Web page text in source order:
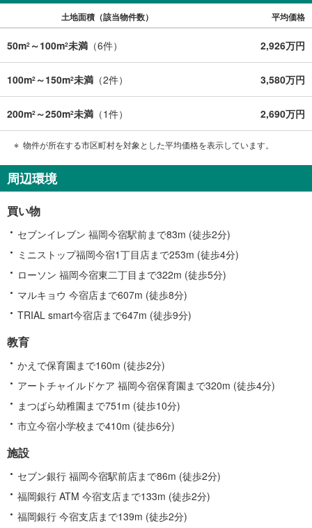
土地面積（該当物件数） 平均価格
50m2 ～100m2未満 （6件） 2,926万円
100m2 ～150m2未満 （2件） 3,580万円
200m2 ～250m2未満 （1件） 2,690万円
物件が所在する市区町村を対象とした平均価格を表示しています。
周辺環境
買い物
セブンイレブン 福岡今宿駅前まで83m (徒歩2分)
ミニストップ福岡今宿1丁目店まで253m (徒歩4分)
ローソン 福岡今宿東二丁目まで322m (徒歩5分)
マルキョウ 今宿店まで607m (徒歩8分)
TRIAL smart今宿店まで647m (徒歩9分)
教育
かえで保育園まで160m (徒歩2分)
アートチャイルドケア 福岡今宿保育園まで320m (徒歩4分)
まつばら幼稚園まで751m (徒歩10分)
市立今宿小学校まで410m (徒歩6分)
施設
セブン銀行 福岡今宿駅前店まで86m (徒歩2分)
福岡銀行 ATM 今宿支店まで133m (徒歩2分)
福岡銀行 今宿支店まで139m (徒歩2分)